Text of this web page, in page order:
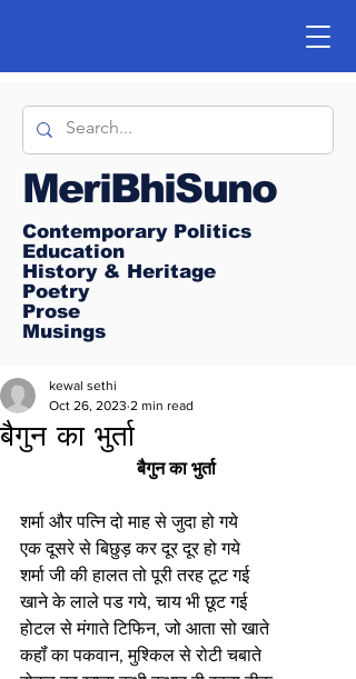
MeriBhiSuno
Contemporary Politics
Education
History & Heritage
Poetry
Prose
Musings
बैगुन का भुर्ता
kewal sethi
Oct 26, 2023 2 min read
बैगुन का भुर्ता
शर्मा और पत्नि दो माह से जुदा हो गये
एक दूसरे से बिछुड़ कर दूर दूर हो गये
शर्मा जी की हालत तो पूरी तरह टूट गई
खाने के लाले पड गये, चाय भी छूट गई
होटल से मंगाते टिफिन, जो आता सो खाते
कहॉं का पकवान, मुश्किल से रोटी चबाते